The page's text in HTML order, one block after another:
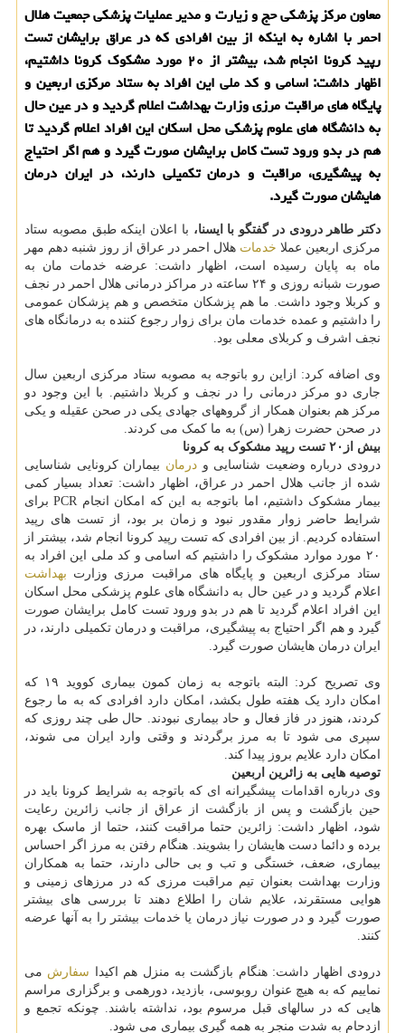
معاون مرکز پزشکی حج و زیارت و مدیر عملیات پزشکی جمعیت هلال
احمر با اشاره به اینکه از بین افرادی که در عراق برایشان تست
رپید کرونا انجام شد، بیشتر از ۲۰ مورد مشکوک کرونا داشتیم،
اظهار داشت: اسامی و کد ملی این افراد به ستاد مرکزی اربعین و
پایگاه های مراقبت مرزی وزارت بهداشت اعلام گردید و در عین حال
به دانشگاه های علوم پزشکی محل اسکان این افراد اعلام گردید تا
هم در بدو ورود تست کامل برایشان صورت گیرد و هم اگر احتیاج
به پیشگیری، مراقبت و درمان تکمیلی دارند، در ایران درمان
هایشان صورت گیرد.
دکتر طاهر درودی در گفتگو با ایسنا، با اعلان اینکه طبق مصوبه ستاد
مرکزی اربعین عملا خدمات هلال احمر در عراق از روز شنبه دهم مهر
ماه به پایان رسیده است، اظهار داشت: عرضه خدمات مان به
صورت شبانه روزی و ۲۴ ساعته در مراکز درمانی هلال احمر در نجف
و کربلا وجود داشت. ما هم پزشکان متخصص و هم پزشکان عمومی
را داشتیم و عمده خدمات مان برای زوار رجوع کننده به درمانگاه های
نجف اشرف و کربلای معلی بود.
وی اضافه کرد: ازاین رو باتوجه به مصوبه ستاد مرکزی اربعین سال
جاری دو مرکز درمانی را در نجف و کربلا داشتیم. با این وجود دو
مرکز هم بعنوان همکار از گروههای جهادی یکی در صحن عقیله و یکی
در صحن حضرت زهرا (س) به ما کمک می کردند.
بیش از۲۰ تست رپید مشکوک به کرونا
درودی درباره وضعیت شناسایی ودرمان بیماران کرونایی شناسایی
شده از جانب هلال احمر در عراق، اظهار داشت: تعداد بسیار کمی
بیمار مشکوک داشتیم، اما باتوجه به این که امکان انجام PCR برای
شرایط حاضر زوار مقدور نبود و زمان بر بود، از تست های رپید
استفاده کردیم. از بین افرادی که تست رپید کرونا انجام شد، بیشتر از
۲۰ مورد موارد مشکوک را داشتیم که اسامی و کد ملی این افراد به
ستاد مرکزی اربعین و پایگاه های مراقبت مرزی وزارت بهداشت
اعلام گردید و در عین حال به دانشگاه های علوم پزشکی محل اسکان
این افراد اعلام گردید تا هم در بدو ورود تست کامل برایشان صورت
گیرد و هم اگر احتیاج به پیشگیری، مراقبت و درمان تکمیلی دارند، در
ایران درمان هایشان صورت گیرد.
وی تصریح کرد: البته باتوجه به زمان کمون بیماری کووید ۱۹ که
امکان دارد یک هفته طول بکشد، امکان دارد افرادی که به ما رجوع
کردند، هنوز در فاز فعال و حاد بیماری نبودند. حال طی چند روزی که
سپری می شود تا به مرز برگردند و وقتی وارد ایران می شوند،
امکان دارد علایم بروز پیدا کند.
توصیه هایی به زائرین اربعین
وی درباره اقدامات پیشگیرانه ای که باتوجه به شرایط کرونا باید در
حین بازگشت و پس از بازگشت از عراق از جانب زائرین رعایت
شود، اظهار داشت: زائرین حتما مراقبت کنند، حتما از ماسک بهره
برده و دائما دست هایشان را بشویند. هنگام رفتن به مرز اگر احساس
بیماری، ضعف، خستگی و تب و بی حالی دارند، حتما به همکاران
وزارت بهداشت بعنوان تیم مراقبت مرزی که در مرزهای زمینی و
هوایی مستقرند، علایم شان را اطلاع دهند تا بررسی های بیشتر
صورت گیرد و در صورت نیاز درمان یا خدمات بیشتر را به آنها عرضه
کنند.
درودی اظهار داشت: هنگام بازگشت به منزل هم اکیدا سفارش می
نماییم که به هیچ عنوان روبوسی، بازدید، دورهمی و برگزاری مراسم
هایی که در سالهای قبل مرسوم بود، نداشته باشند. چونکه تجمع و
ازدحام به شدت منجر به همه گیری بیماری می شود.